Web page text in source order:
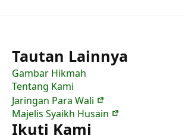
Tautan Lainnya
Gambar Hikmah
Tentang Kami
Jaringan Para Wali
Majelis Syaikh Husain
Ikuti Kami